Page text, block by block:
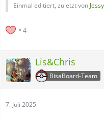
Einmal editiert, zuletzt von
4
Lis&Chris
BisaBoard-Team
7. Juli 2025